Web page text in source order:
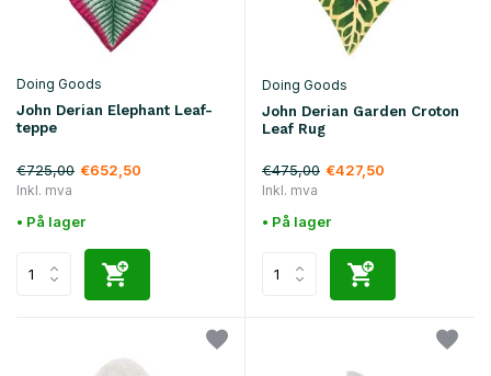
Doing Goods
John Derian Elephant Leaf-
teppe
€725,00 €652,50
Inkl. mva
• På lager
Doing Goods
John Derian Garden Croton
Leaf Rug
€475,00 €427,50
Inkl. mva
• På lager